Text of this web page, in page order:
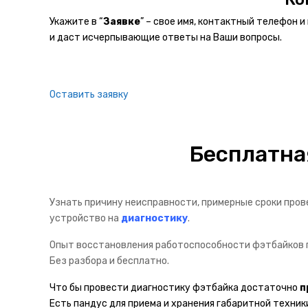
Укажите в “Заявке” – свое имя, контактный телефон
и даст исчерпывающие ответы на Ваши вопросы.
Оставить заявку
Узнать причину неисправности, примерные сроки
устройство на диагностику.
Опыт восстановления работоспособности
Без разбора и бесплатно.
Что бы провести диагностику фэтбайка достаточно
Есть пандус для приема и хранения габаритной